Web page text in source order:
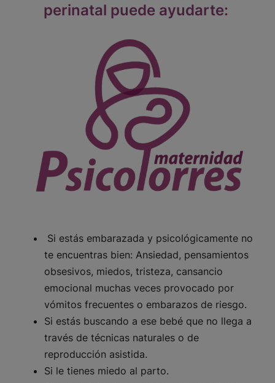
perinatal puede ayudarte:
Si estás embarazada y psicológicamente no
te encuentras bien: Ansiedad, pensamientos
obsesivos, miedos, tristeza, cansancio
emocional muchas veces provocado por
vómitos frecuentes o embarazos de riesgo.
Si estás buscando a ese bebé que no llega a
través de técnicas naturales o de
reproducción asistida.
Si le tienes miedo al parto.